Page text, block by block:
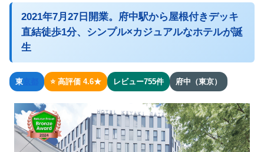
2021年7月27日開業。府中駅から屋根付きデッキ
直結徒歩1分、シンプル×カジュアルなホテルが誕
生
東 ⭐ 高評価 4.6★ レビュー755件 府中（東京）